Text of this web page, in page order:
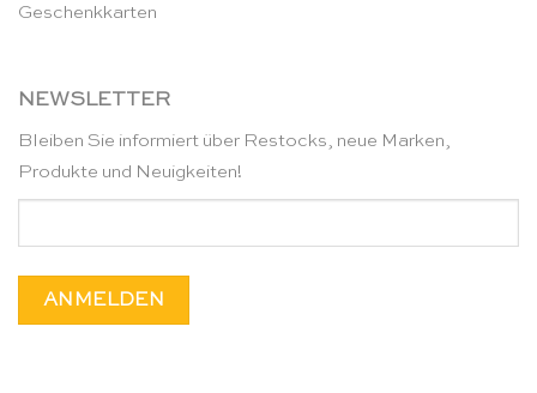
Geschenkkarten
NEWSLETTER
Bleiben Sie informiert über Restocks, neue Marken,
Produkte und Neuigkeiten!